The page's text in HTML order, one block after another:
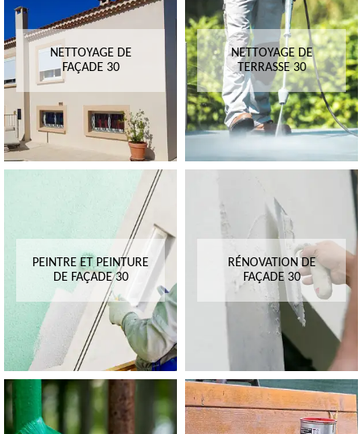
NETTOYAGE DE
FAÇADE 30
NETTOYAGE DE
TERRASSE 30
PEINTRE ET PEINTURE
DE FAÇADE 30
RÉNOVATION DE
FAÇADE 30